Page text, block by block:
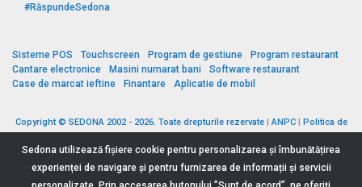
#RăspundeSedona
Sisteme POS Touchscreen Program de gestiune
Program restaurant
Cantare electronice
Masini numarat bani
Software restaurant
Case de marcat ieftine
Finantare Aplicatie de mobil
Copyright © SEDONA 2002 - 2026. Toate drepturile rezervate|ANPC| Politica de
Sedona utilizează fişiere cookie pentru personalizarea și îmbunătățirea
experienței de navigare și pentru furnizarea de informații și servicii